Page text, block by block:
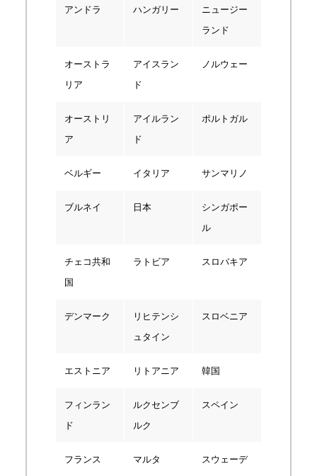
アンドラ ハンガリー
ニュージー
ランド
オーストラ
リア
アイスラン
ド
ノルウェー
オーストリ
ア
アイルラン
ド
ポルトガル
ベルギー イタリア サンマリノ
ブルネイ 日本
シンガポー
ル
チェコ共和
国
ラトビア スロバキア
デンマーク
リヒテンシ
ュタイン
スロベニア
エストニア リトアニア 韓国
フィンラン
ド
ルクセンブ
ルク
スペイン
フランス マルタ
スウェーデ